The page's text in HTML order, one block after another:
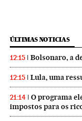
ÚLTIMAS NOTICIAS
12:15 Bolsonaro, a
12:15 Lula, uma
21:14
O programa
impostos para os